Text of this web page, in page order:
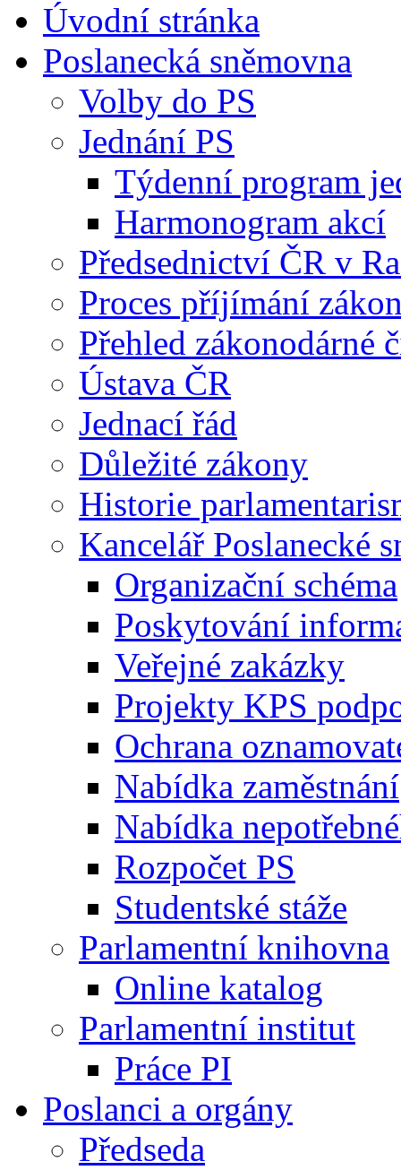
Úvodní stránka
Poslanecká sněmovna
Volby do PS
Jednání PS
Týdenní program
Harmonogram akcí
Předsednictví ČR v
Proces příjímání
Přehled zákonodárné
Ústava ČR
Jednací řád
Důležité zákony
Historie
Kancelář Poslanecké
Organizační schéma
Poskytování
Veřejné zakázky
Projekty KPS
Ochrana
Nabídka zaměstnání
Nabídka
Rozpočet PS
Studentské stáže
Parlamentní knihovna
Online katalog
Parlamentní institut
Práce PI
Poslanci a orgány
Předseda